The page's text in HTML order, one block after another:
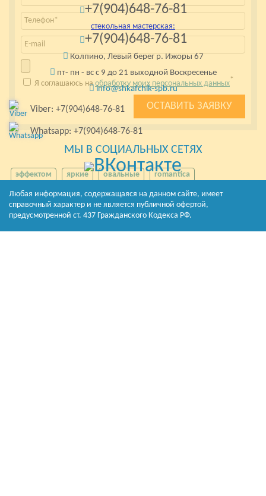
Я соглашаюсь наобработку моих персональных данных*
эффектом яркие овальные
romantica
универсальна
решения серебряное подписки
+7(904)648-76-81
стекольная мастерская:
+7(904)648-76-81
Колпино, Левый берег р. Ижоры 67
пт- пн - вс с 9 до 21 выходной Воскресенье
info@shkafchik-spb.ru
Viber: +7(904)648-76-81
Whatsapp: +7(904)648-76-81
МЫ В СОЦИАЛЬНЫХ СЕТЯХ
Любая информация, содержащаяся на данном сайте, имеет
справочный характер и не является публичной офертой,
предусмотренной ст. 437 Гражданского Кодекса РФ.